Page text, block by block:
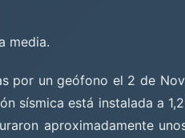
media.
por un geófono el 2 de
sísmica está instalada a
aproximadamente